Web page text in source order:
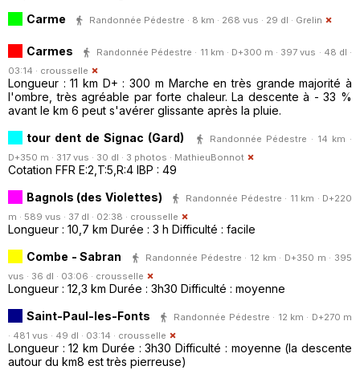
Carme
Randonnée Pédestre · 8 km · 268 vus · 29 dl · Grelin
Carmes
Randonnée Pédestre · 11 km · D+300 m · 397 vus · 48 dl ·
03:14 · crousselle
Longueur : 11 km D+ : 300 m Marche en très grande majorité à
l'ombre, très agréable par forte chaleur. La descente à - 33 %
avant le km 6 peut s'avérer glissante après la pluie.
tour dent de Signac (Gard)
Randonnée Pédestre · 14 km ·
D+350 m · 317 vus · 30 dl · 3 photos · MathieuBonnot
Cotation FFR E:2,T:5,R:4 IBP : 49
Bagnols (des Violettes)
Randonnée Pédestre · 11 km · D+220
m · 589 vus · 37 dl · 02:38 · crousselle
Longueur : 10,7 km Durée : 3 h Difficulté : facile
Combe - Sabran
Randonnée Pédestre · 12 km · D+350 m · 395
vus · 36 dl · 03:06 · crousselle
Longueur : 12,3 km Durée : 3h30 Difficulté : moyenne
Saint-Paul-les-Fonts
Randonnée Pédestre · 12 km · D+270 m
· 481 vus · 49 dl · 03:14 · crousselle
Longueur : 12 km Durée : 3h30 Difficulté : moyenne (la descente
autour du km8 est très pierreuse)